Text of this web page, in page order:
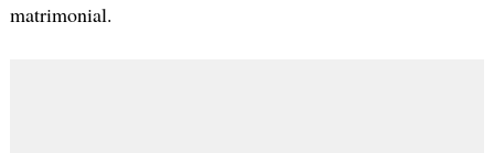
matrimonial.